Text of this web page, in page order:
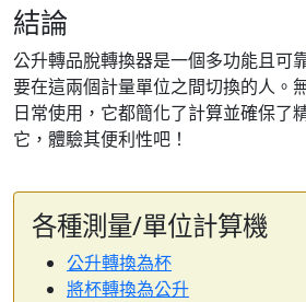
結論
公升轉品脫轉換器是一個多功能且可
要在這兩個計量單位之間切換的人。
日常使用，它都簡化了計算並確保了
它，體驗其便利性吧！
各種測量/單位計算機
公升轉換為杯
將杯轉換為公升